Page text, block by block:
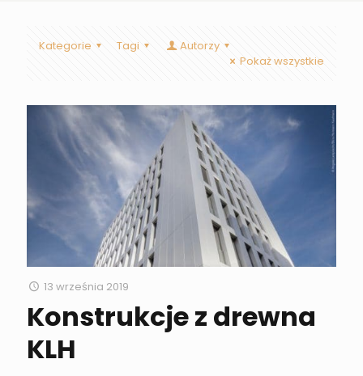
Kategorie Tagi
Autorzy
Pokaż wszystkie
13 września 2019
Konstrukcje z drewna
KLH